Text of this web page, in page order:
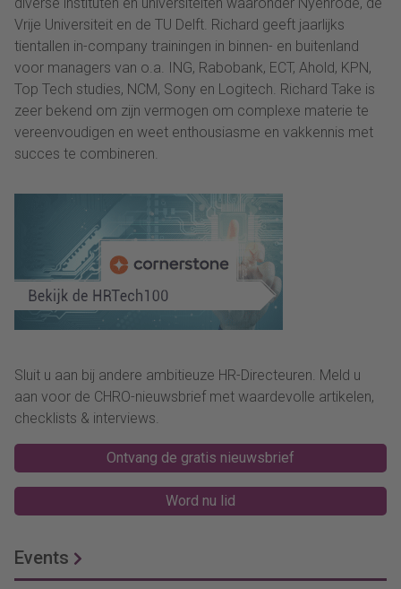
diverse instituten en universiteiten waaronder Nyenrode, de
Vrije Universiteit en de TU Delft. Richard geeft jaarlijks
tientallen in-company trainingen in binnen- en buitenland
voor managers van o.a. ING, Rabobank, ECT, Ahold, KPN,
Top Tech studies, NCM, Sony en Logitech. Richard Take is
zeer bekend om zijn vermogen om complexe materie te
vereenvoudigen en weet enthousiasme en vakkennis met
succes te combineren.
Sluit u aan bij andere ambitieuze HR-Directeuren. Meld u
aan voor de CHRO-nieuwsbrief met waardevolle artikelen,
checklists & interviews.
Ontvang de gratis nieuwsbrief
Word nu lid
Events